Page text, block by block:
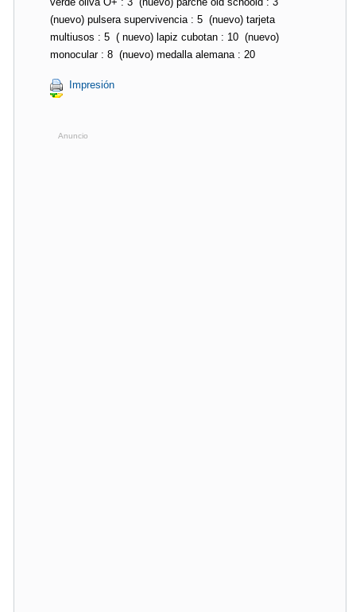
(nuevo) pulsera supervivencia : 5  (nuevo) tarjeta
multiusos : 5  ( nuevo) lapiz cubotan : 10  (nuevo)
monocular : 8  (nuevo) medalla alemana : 20 
Impresión
Anuncio